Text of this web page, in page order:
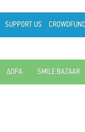
SUPPORT US
ΔΩΡΑ SMILE BAZAAR